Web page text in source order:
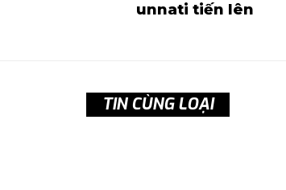
unnati tiến lên
TIN CÙNG LOẠI